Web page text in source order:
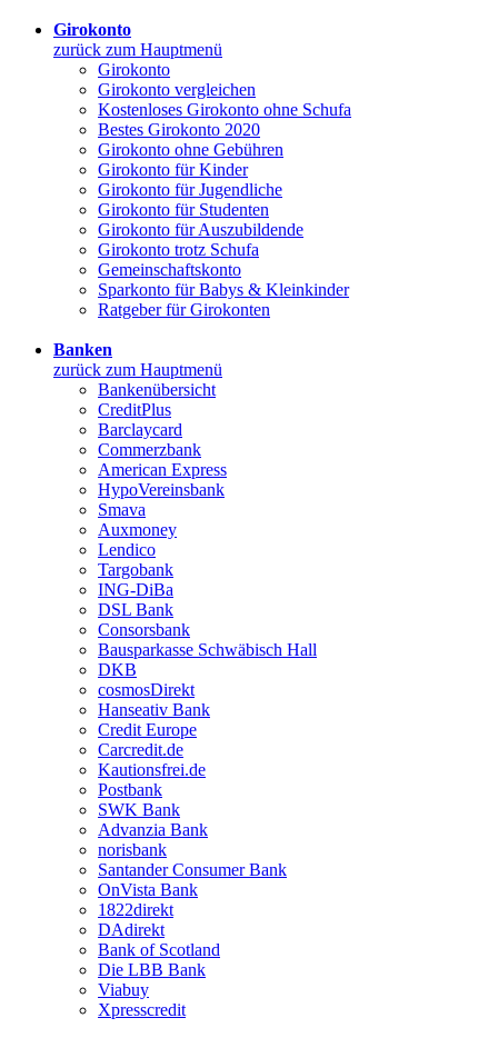
Girokonto
zurück zum Hauptmenü
Girokonto
Girokonto vergleichen
Kostenloses Girokonto ohne Schufa
Bestes Girokonto 2020
Girokonto ohne Gebühren
Girokonto für Kinder
Girokonto für Jugendliche
Girokonto für Studenten
Girokonto für Auszubildende
Girokonto trotz Schufa
Gemeinschaftskonto
Sparkonto für Babys & Kleinkinder
Ratgeber für Girokonten
Banken
zurück zum Hauptmenü
Bankenübersicht
CreditPlus
Barclaycard
Commerzbank
American Express
HypoVereinsbank
Smava
Auxmoney
Lendico
Targobank
ING-DiBa
DSL Bank
Consorsbank
Bausparkasse Schwäbisch Hall
DKB
cosmosDirekt
Hanseativ Bank
Credit Europe
Carcredit.de
Kautionsfrei.de
Postbank
SWK Bank
Advanzia Bank
norisbank
Santander Consumer Bank
OnVista Bank
1822direkt
DAdirekt
Bank of Scotland
Die LBB Bank
Viabuy
Xpresscredit